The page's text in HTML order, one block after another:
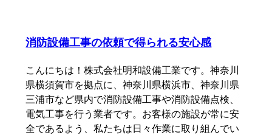
消防設備工事の依頼で得られる安心感
こんにちは！株式会社明和設備工業です。神奈川
県横須賀市を拠点に、神奈川県横浜市、神奈川県
三浦市など県内で消防設備工事や消防設備点検、
電気工事を行う業者です。お客様の施設が常に安
全であるよう、私たちは日々作業に取り組んでい